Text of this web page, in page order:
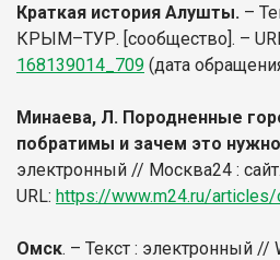
Краткая история Алушты. –
КРЫМ–ТУР. [сообщество]. –
168139014_709 (дата
Минаева, Л. Породненные
побратимы и зачем это нужно
электронный // Москва24 :
URL: https://www.m24.ru/
Омск. – Текст : электронный //